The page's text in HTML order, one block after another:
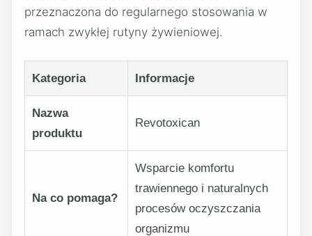
przeznaczona do regularnego stosowania w
ramach zwykłej rutyny żywieniowej.
Kategoria Informacje
Nazwa
produktu
Revotoxican
Na co pomaga?
Wsparcie komfortu
trawiennego i naturalnych
procesów oczyszczania
organizmu